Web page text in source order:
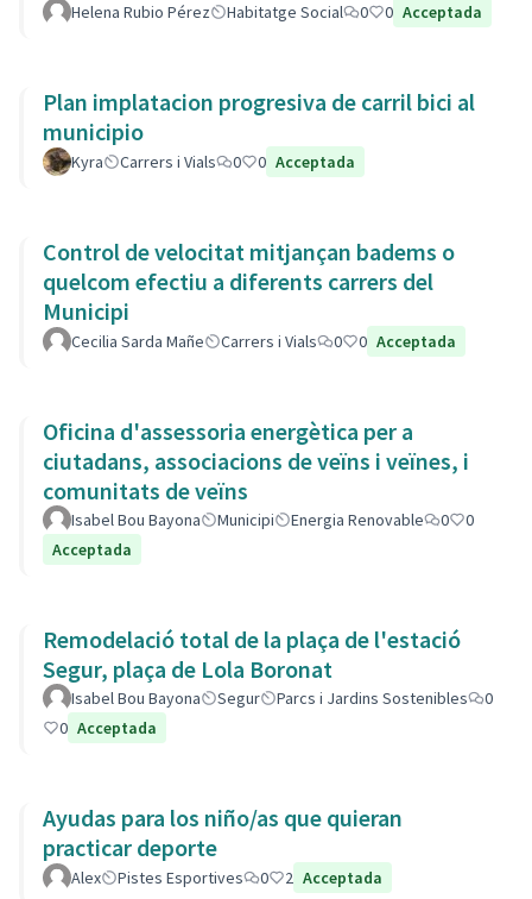
Helena Rubio Pérez Habitatge Social 0 0 Acceptada
Plan implatacion progresiva de carril bici al
municipio
Kyra Carrers i Vials 0 0 Acceptada
Control de velocitat mitjançan badems o
quelcom efectiu a diferents carrers del
Municipi
Cecilia Sarda Mañe Carrers i Vials 0 0 Acceptada
Oficina d'assessoria energètica per a
ciutadans, associacions de veïns i veïnes, i
comunitats de veïns
Isabel Bou Bayona Municipi Energia Renovable 0
0
Acceptada
Remodelació total de la plaça de l'estació
Segur, plaça de Lola Boronat
Isabel Bou Bayona Segur Parcs i Jardins Sostenibles
0
0 Acceptada
Ayudas para los niño/as que quieran
practicar deporte
Alex Pistes Esportives 0 2 Acceptada